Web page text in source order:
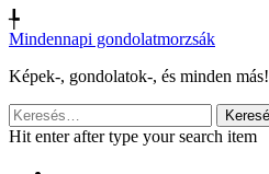
╄
Mindennapi gondolatmorzsák
Képek-, gondolatok-, és minden más!
Keresés:
Hit enter after type your search item